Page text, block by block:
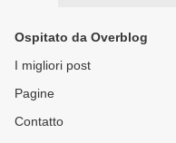
Ospitato da Overblog
I migliori post
Pagine
Contatto